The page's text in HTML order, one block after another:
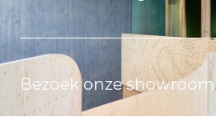
Bezoek onze showroom